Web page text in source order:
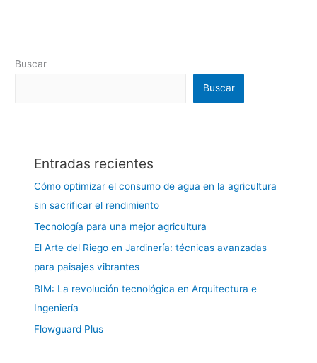
Buscar
Buscar
Entradas recientes
Cómo optimizar el consumo de agua en la agricultura
sin sacrificar el rendimiento
Tecnología para una mejor agricultura
El Arte del Riego en Jardinería: técnicas avanzadas
para paisajes vibrantes
BIM: La revolución tecnológica en Arquitectura e
Ingeniería
Flowguard Plus